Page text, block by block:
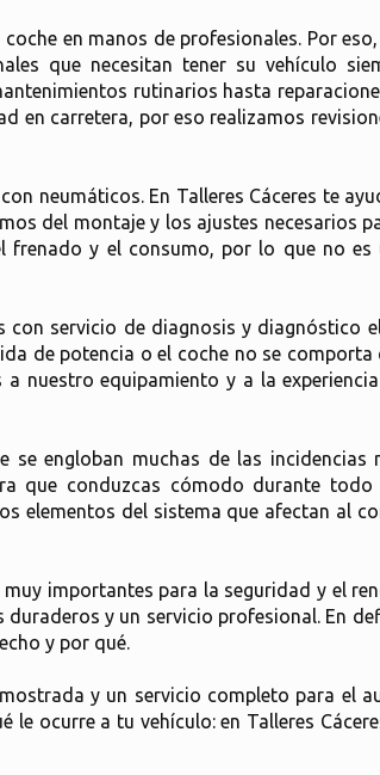
en manos de profesionales. Por
que necesitan tener su vehículo
rutinarios hasta
en carretera, por eso realizamos
neumáticos. En Talleres Cáceres te
del montaje y los ajustes necesarios
y el consumo, por lo que no
servicio de diagnosis y diagnóstico
de potencia o el coche no se
nuestro equipamiento y a la
engloban muchas de las incidencias
que conduzcas cómodo durante
elementos del sistema que afectan al
importantes para la seguridad y el
y un servicio profesional. En
y por qué.
y un servicio completo para el
ocurre a tu vehículo: en Talleres